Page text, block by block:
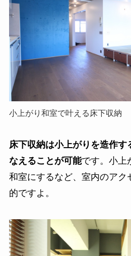
小上がり和室で叶える床下収納
床下収納は小上がりを造作す
なえることが可能です。小上
和室にするなど、室内のアク
的ですよ。